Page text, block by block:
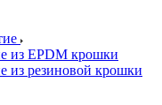
из EPDM крошки
из резиновой крошки